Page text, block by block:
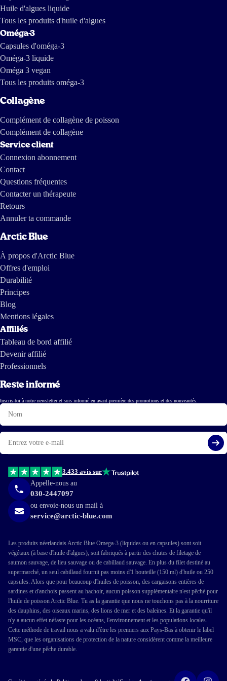
Huile d'algues liquide
Tous les produits d'huile d'algues
Oméga-3
Capsules d'oméga-3
Oméga-3 liquide
Oméga 3 vegan
Tous les produits oméga-3
Collagène
Complément de collagène de poisson
Complément de collagène
Service client
Connexion abonnement
Contact
Questions fréquentes
Contacter un thérapeute
Retours
Annuler ta commande
Arctic Blue
À propos d'Arctic Blue
Offres d'emploi
Durabilité
Principes
Blog
Mentions légales
Affiliés
Tableau de bord affilié
Devenir affilié
Professionnels
Reste informé
Inscris-toi à notre newsletter et sois informé en avant-première des promotions et des nouveautés.
Nom
E-
mail
3.433 avis sur
Appelle-nous au
030-2447097
ou envoie-nous un mail à
service@arctic-blue.com
Les produits néerlandais Arctic Blue Omega-3 (liquides ou en capsules) sont soit
végétaux (à base d'huile d'algues), soit fabriqués à partir des chutes de filetage de
saumon sauvage, de lieu sauvage ou de cabillaud sauvage. En plus du filet destiné au
supermarché, un seul cabillaud fournit pas moins d'1 bouteille (150 ml) d'huile ou 250
capsules. Alors que pour beaucoup d'huiles de poisson, des cargaisons entières de
sardines et d'anchois passent au hachoir, aucun poisson supplémentaire n'est pêché pour
l'huile de poisson Arctic Blue. Tu as la garantie que nous ne touchons pas à la nourriture
des dauphins, des oiseaux marins, des lions de mer et des baleines. Et la garantie qu'il
n'y a aucun effet néfaste pour les océans, l'environnement et les populations locales.
Cette méthode de travail nous a valu d'être les premiers aux Pays-Bas à obtenir le label
MSC, que les organisations de protection de la nature considèrent comme la meilleure
garantie d'une pêche durable.